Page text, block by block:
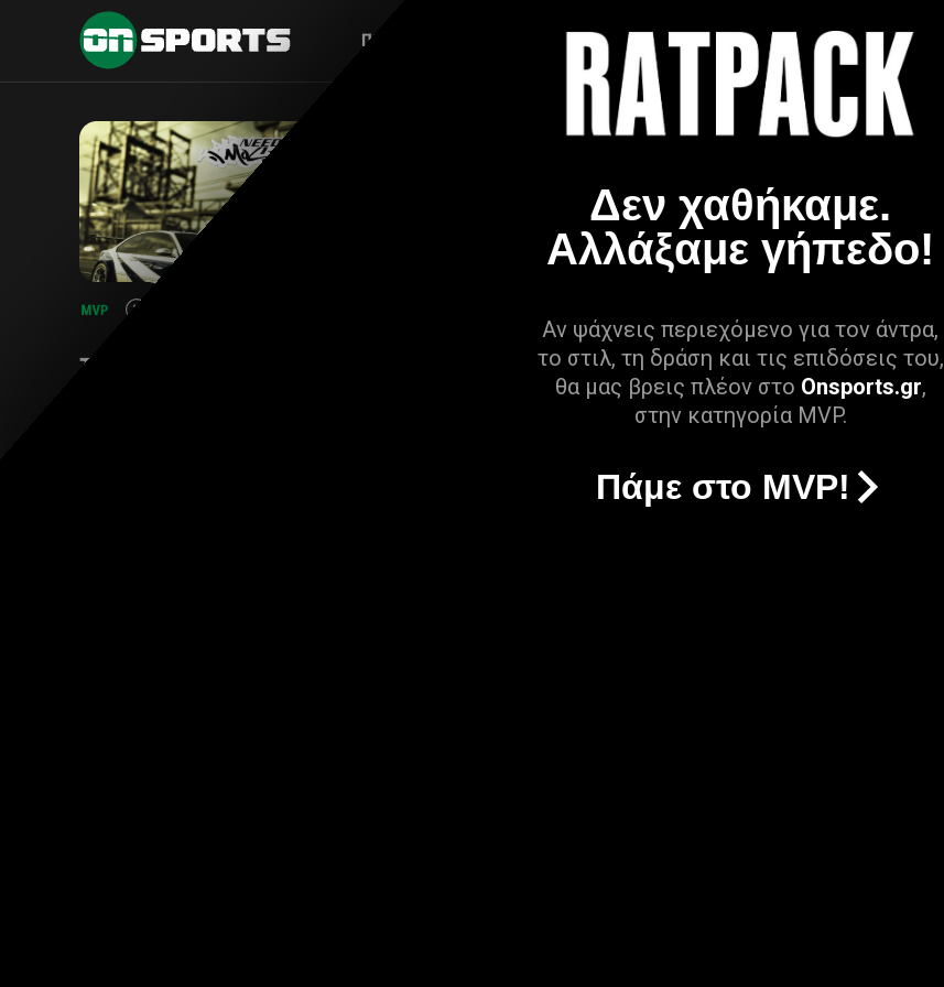
Δεν χαθήκαμε.
Αλλάξαμε γήπεδο!
Αν ψάχνεις περιεχόμενο για τον άντρα,
το στιλ, τη δράση και τις επιδόσεις του,
θα μας βρεις πλέον στο Onsports.gr,
στην κατηγορία MVP.
Πάμε στο MVP!